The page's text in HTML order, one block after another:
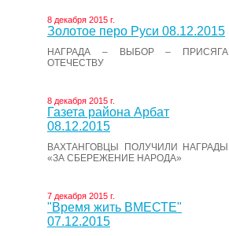
8 декабря 2015 г.
Золотое перо Руси 08.12.2015
НАГРАДА – ВЫБОР – ПРИСЯГА
ОТЕЧЕСТВУ
8 декабря 2015 г.
Газета района Арбат
08.12.2015
ВАХТАНГОВЦЫ ПОЛУЧИЛИ НАГРАДЫ
«ЗА СБЕРЕЖЕНИЕ НАРОДА»
7 декабря 2015 г.
"Время жить ВМЕСТЕ"
07.12.2015